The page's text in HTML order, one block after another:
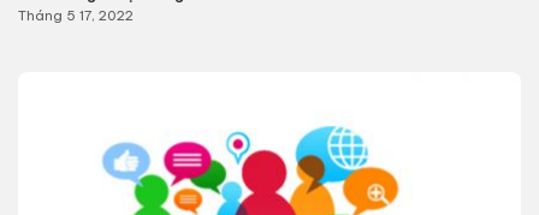
Tháng 5 17, 2022